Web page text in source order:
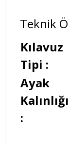
Teknik
Kılavuz
Tipi :
Ayak
Kalınlığı
: